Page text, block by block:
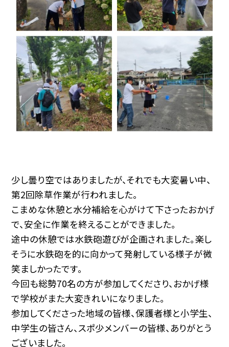
少し曇り空ではありましたが、それでも大変暑い中、
第2回除草作業が行われました。
こまめな休憩と水分補給を心がけて下さったおかげ
で、安全に作業を終えることができました。
途中の休憩では水鉄砲遊びが企画されました。楽し
そうに水鉄砲を的に向かって発射している様子が微
笑ましかったです。
今回も総勢70名の方が参加してくださり、おかげ様
で学校がまた大変きれいになりました。
参加してくださった地域の皆様、保護者様と小学生、
中学生の皆さん、スポ少メンバーの皆様、ありがとう
ございました。